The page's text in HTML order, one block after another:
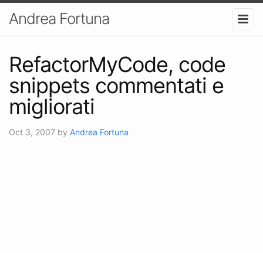
Andrea Fortuna
RefactorMyCode, code
snippets commentati e
migliorati
Oct 3, 2007 by Andrea Fortuna